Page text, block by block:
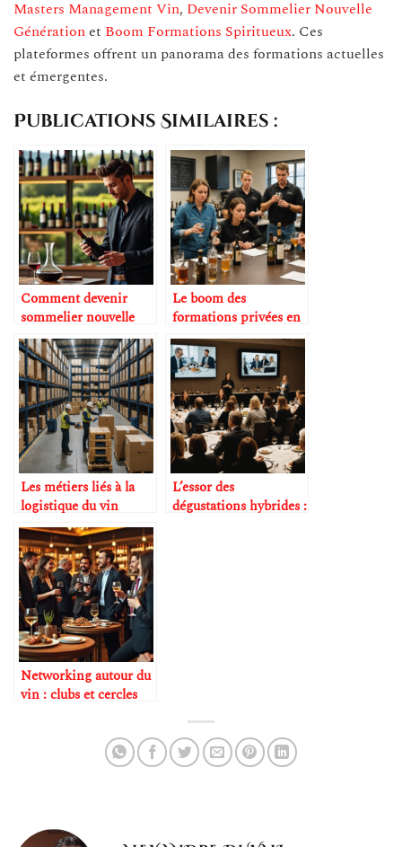
Masters Management Vin, Devenir Sommelier Nouvelle
Générationet Boom Formations Spiritueux. Ces
plateformes offrent un panorama des formations actuelles
et émergentes.
Publications Similaires :
Comment devenir
sommelier nouvelle
génération
Le boom des
formations privées en
spiritueux
Les métiers liés à la
logistique du vin
L’essor des
dégustations hybrides :
Networking autour du
vin : clubs et cercles